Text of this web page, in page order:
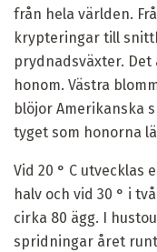
från hela världen.
krypteringar till
prydnadsväxter.
honom. Västra
blöjor Amerikanska
tyget som honorna
Vid 20 ° C utvecklas
halv och vid 30 ° i
cirka 80 ägg. I
spridningar året